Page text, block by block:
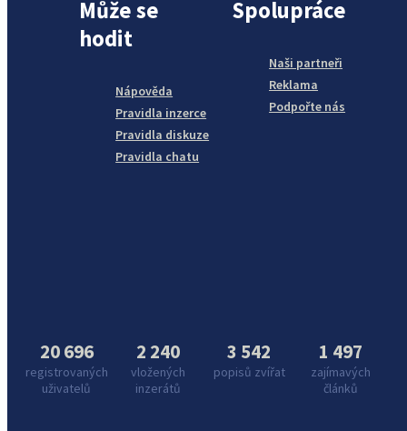
Může se
hodit
Nápověda
Pravidla inzerce
Pravidla diskuze
Pravidla chatu
Spolupráce
Naši partneři
Reklama
Podpořte nás
20 696
registrovaných
uživatelů
2 240
vložených
inzerátů
3 542
popisů zvířat
1 497
zajímavých
článků